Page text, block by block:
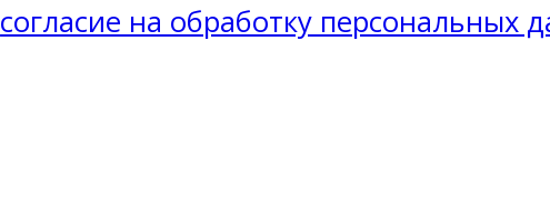
согласие на обработку персональных